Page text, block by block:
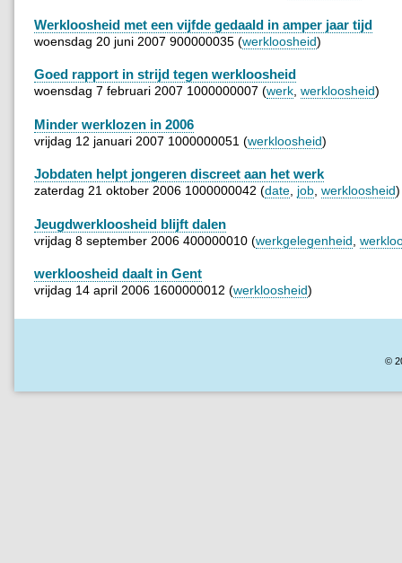
Werkloosheid met een vijfde gedaald in amper jaar tijd
woensdag 20 juni 2007 900000035 (werkloosheid)
Goed rapport in strijd tegen werkloosheid
woensdag 7 februari 2007 1000000007 (werk, werkloosheid)
Minder werklozen in 2006
vrijdag 12 januari 2007 1000000051 (werkloosheid)
Jobdaten helpt jongeren discreet aan het werk
zaterdag 21 oktober 2006 1000000042 (date, job, werkloosheid)
Jeugdwerkloosheid blijft dalen
vrijdag 8 september 2006 400000010 (werkgelegenheid
werkloosheid daalt in Gent
vrijdag 14 april 2006 1600000012 (werkloosheid)
©